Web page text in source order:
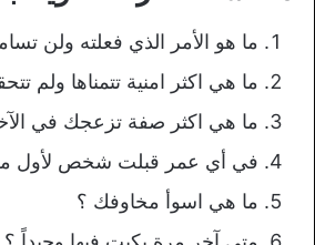
ما هو الأمر الذي فعلته ولن
ما هي اكثر امنية تتمناها ولم
ما هي اكثر صفة تزعجك في
في أي عمر قبلت شخص لأول
ما هي اسوأ مخاوفك ؟